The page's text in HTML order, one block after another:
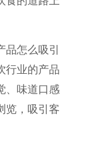
怎么吸引
行业的产品
、味道口感
览，吸引客